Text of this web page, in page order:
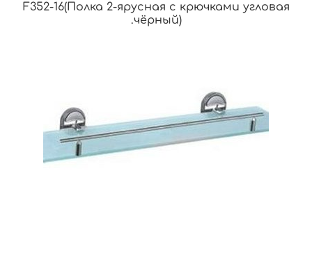
F352-16(Полка 2-ярусная с крючками угловая
.чёрный)